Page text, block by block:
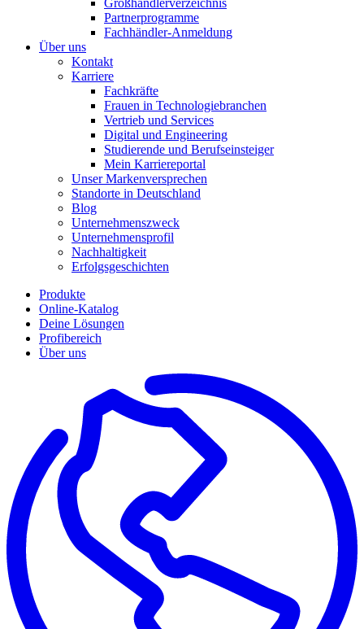
Partnerprogramme
Fachhändler-Anmeldung
Über uns
Kontakt
Karriere
Fachkräfte
Frauen in Technologiebranchen
Vertrieb und Services
Digital und Engineering
Studierende und Berufseinsteiger
Mein Karriereportal
Unser Markenversprechen
Standorte in Deutschland
Blog
Unternehmenszweck
Unternehmensprofil
Nachhaltigkeit
Erfolgsgeschichten
Produkte
Online-Katalog
Deine Lösungen
Profibereich
Über uns